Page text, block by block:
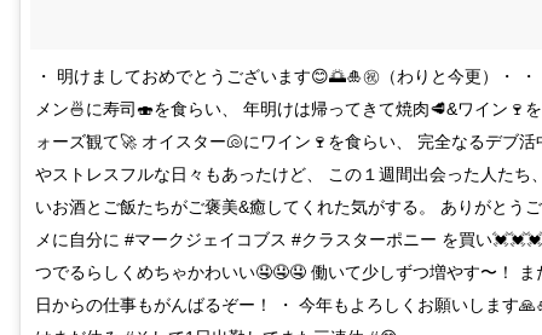
・ 明けましておめでとうございます😊🌅🎍㊗️（わりと今更）・
メン🍜に寿司🍣を食らい、 年明けは帰ってきて焼肉🥩&ワイン🍷
ォーズ観て🚀 オイスター🐚にワイン🍷を食らい、 完全なるデブ
やストレスフルな日々もあったけど、 この１週間出会った人たち
いお酒とご飯たちがご褒美&癒してくれた気がする。 ありがとう
メに自分に #マークジェイコブス #クラスターポニー を買い
つでるらしくめちゃかわいい🤤🤤🤤 働いて少しずつ増やす〜！
日からの仕事もがんばるぞー！ ・ 今年もよろしくお願いします